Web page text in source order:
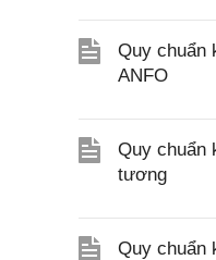
Quy chuẩn
ANFO
Quy chuẩn
tương
Quy chuẩn